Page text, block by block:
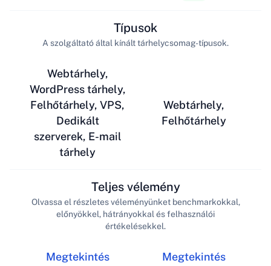
Webtárhely,
WordPress tárhely,
Felhőtárhely, VPS,
Dedikált
szerverek, E-mail
tárhely
Típusok
A szolgáltató által kínált tárhelycsomag-típusok.
Webtárhely,
Felhőtárhely
Megtekintés
Teljes vélemény
Olvassa el részletes véleményünket benchmarkokkal,
előnyökkel, hátrányokkal és felhasználói
értékelésekkel.
Megtekintés